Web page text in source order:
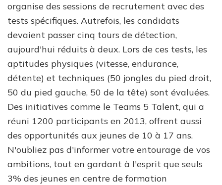
organise des sessions de recrutement avec des
tests spécifiques. Autrefois, les candidats
devaient passer cinq tours de détection,
aujourd'hui réduits à deux. Lors de ces tests, les
aptitudes physiques (vitesse, endurance,
détente) et techniques (50 jongles du pied droit,
50 du pied gauche, 50 de la tête) sont évaluées.
Des initiatives comme le Teams 5 Talent, qui a
réuni 1200 participants en 2013, offrent aussi
des opportunités aux jeunes de 10 à 17 ans.
N'oubliez pas d'informer votre entourage de vos
ambitions, tout en gardant à l'esprit que seuls
3% des jeunes en centre de formation